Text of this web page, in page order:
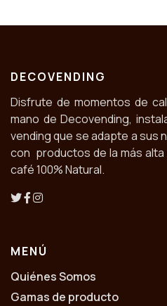
DECOVENDING
Disfrute de momentos de
mano de Decovending,
vending que se adapte a sus
con productos de la más alta
café 100% Natural.
MENÚ
Quiénes Somos
Gamas de producto